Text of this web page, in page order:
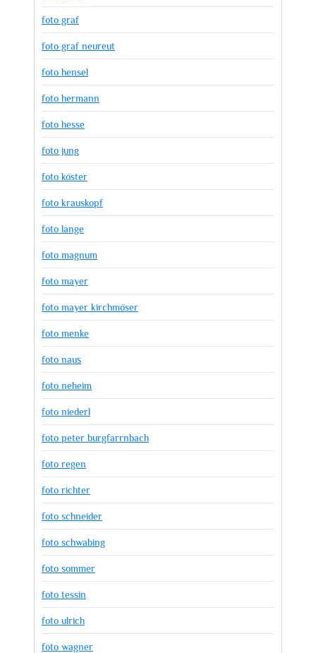
foto graf
foto graf neureut
foto hensel
foto hermann
foto hesse
foto jung
foto köster
foto krauskopf
foto lange
foto magnum
foto mayer
foto mayer kirchmöser
foto menke
foto naus
foto neheim
foto niederl
foto peter burgfarrnbach
foto regen
foto richter
foto schneider
foto schwabing
foto sommer
foto tessin
foto ulrich
foto wagner